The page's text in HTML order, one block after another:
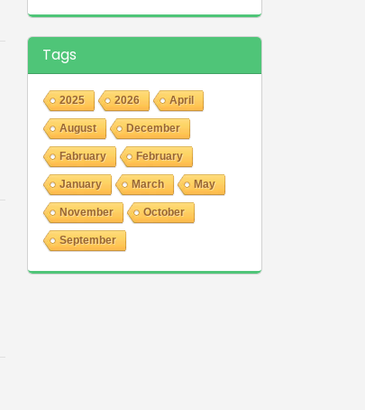
Tags
2025 2026 April
August December
Fabruary February
January March May
November October
September